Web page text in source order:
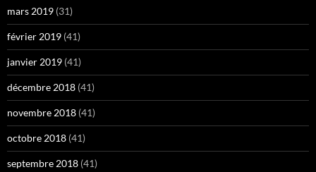
mars 2019 (31)
février 2019 (41)
janvier 2019 (41)
décembre 2018 (41)
novembre 2018 (41)
octobre 2018 (41)
septembre 2018 (41)